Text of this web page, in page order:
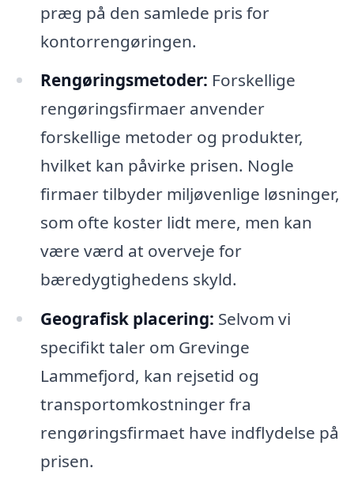
præg på den samlede pris for
kontorrengøringen.
Rengøringsmetoder: Forskellige
rengøringsfirmaer anvender
forskellige metoder og produkter,
hvilket kan påvirke prisen. Nogle
firmaer tilbyder miljøvenlige løsninger,
som ofte koster lidt mere, men kan
være værd at overveje for
bæredygtighedens skyld.
Geografisk placering: Selvom vi
specifikt taler om Grevinge
Lammefjord, kan rejsetid og
transportomkostninger fra
rengøringsfirmaet have indflydelse på
prisen.